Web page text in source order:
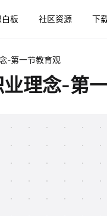
板 社区资源 下
-第一节教育观
理念-第